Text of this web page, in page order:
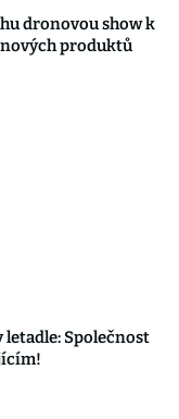
dronovou show k
produktů
Společnost